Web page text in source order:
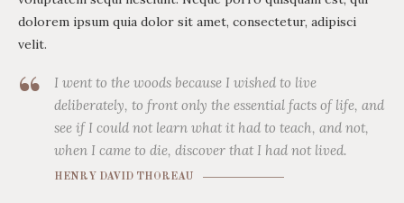
dolorem ipsum quia dolor sit amet, consectetur, adipisci
velit.
I went to the woods because I wished to live
deliberately, to front only the essential facts of life, and
see if I could not learn what it had to teach, and not,
when I came to die, discover that I had not lived.
HENRY DAVID THOREAU